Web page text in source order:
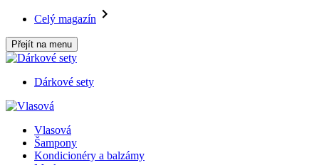
Celý magazín
Přejít na menu
Dárkové sety
Vlasová
Šampony
Kondicionéry a balzámy